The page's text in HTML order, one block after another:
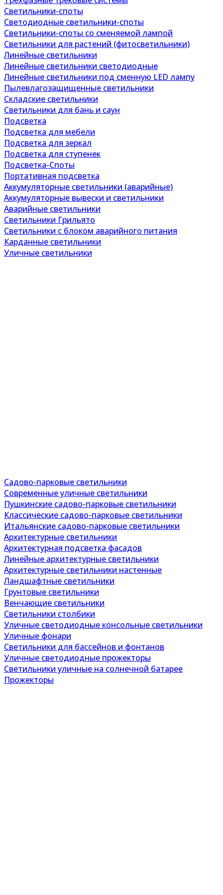
Светильники-споты
Светодиодные светильники-споты
Светильники-споты со сменяемой лампой
Светильники для растений (фитосветильники)
Линейные светильники
Линейные светильники светодиодные
Линейные светильники под сменную LED лампу
Пылевлагозащищенные светильники
Складские светильники
Светильники для бань и саун
Подсветка
Подсветка для мебели
Подсветка для зеркал
Подсветка для ступенек
Подсветка-Споты
Портативная подсветка
Аккумуляторные светильники (аварийные)
Аккумуляторные вывески и светильники
Аварийные светильники
Светильники Грильято
Светильники с блоком аварийного питания
Карданные светильники
Уличные светильники
Садово-парковые светильники
Современные уличные светильники
Пушкинские садово-парковые светильники
Классические садово-парковые светильники
Итальянские садово-парковые светильники
Архитектурные светильники
Архитектурная подсветка фасадов
Линейные архитектурные светильники
Архитектурные светильники настенные
Ландшафтные светильники
Грунтовые светильники
Венчающие светильники
Светильники столбики
Уличные светодиодные консольные светильники
Уличные фонари
Светильники для бассейнов и фонтанов
Уличные светодиодные прожекторы
Светильники уличные на солнечной батарее
Прожекторы